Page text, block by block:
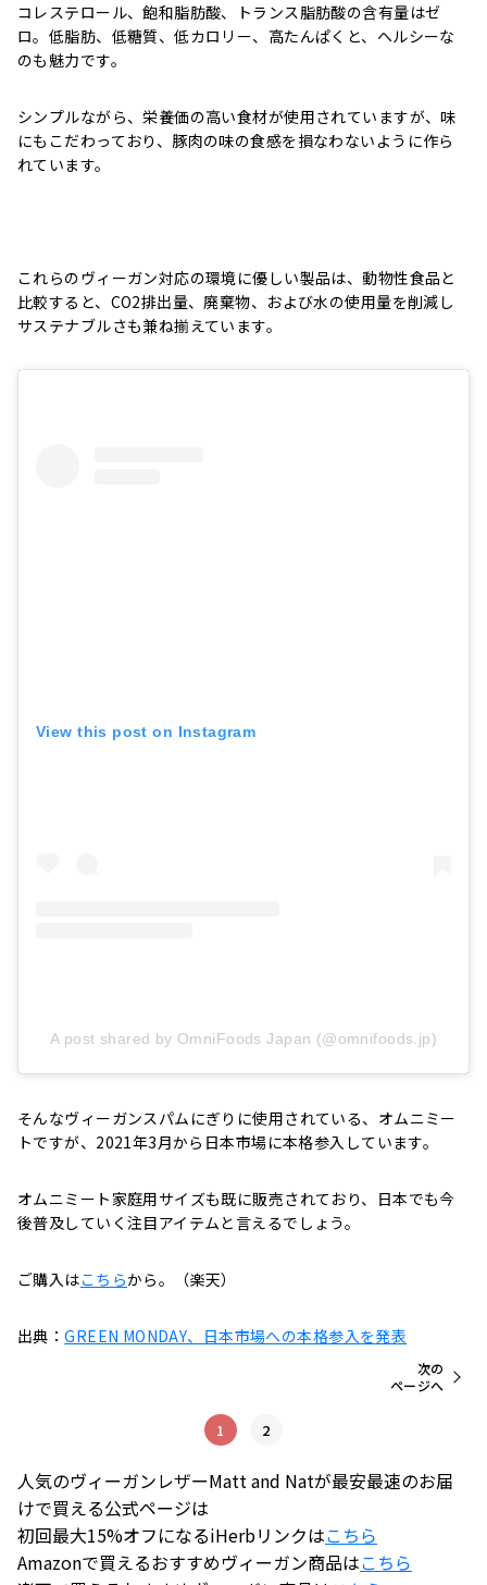
コレステロール、飽和脂肪酸、トランス脂肪酸の含有量はゼ
ロ。低脂肪、低糖質、低カロリー、高たんぱくと、ヘルシーな
のも魅力です。
シンプルながら、栄養価の高い食材が使用されていますが、味
にもこだわっており、豚肉の味の食感を損なわないように作ら
れています。
これらのヴィーガン対応の環境に優しい製品は、動物性食品と
比較すると、CО2排出量、廃棄物、および水の使用量を削減し
サステナブルさも兼ね揃えています。
View this post on Instagram
A post shared by OmniFoods Japan (@omnifoods.jp)
そんなヴィーガンスパムにぎりに使用されている、オムニミー
トですが、2021年3月から日本市場に本格参入しています。
オムニミート家庭用サイズも既に販売されており、日本でも今
後普及していく注目アイテムと言えるでしょう。
ご購入はこちらから。（楽天）
出典：GREEN MONDAY、日本市場への本格参入を発表
1 2
次の
ページへ
人気のヴィーガンレザーMatt and Natが最安最速のお届
けで買える公式ページは
初回最大15%オフになるiHerbリンクはこちら
Amazonで買えるおすすめヴィーガン商品はこちら